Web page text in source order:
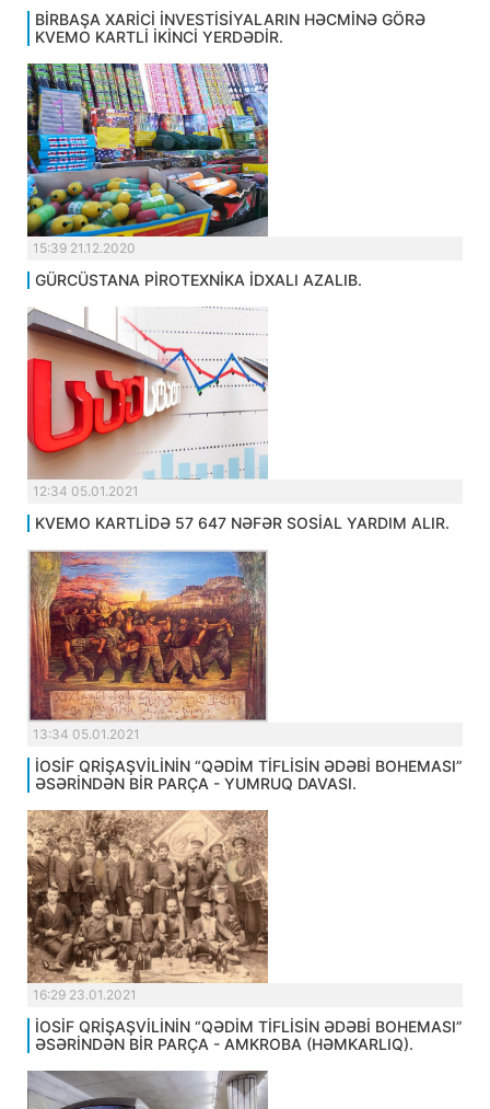
BİRBAŞA XARİCİ İNVESTİSİYALARIN HƏCMİNƏ GÖRƏ
KVEMO KARTLİ İKİNCİ YERDƏDİR.
15:39 21.12.2020
GÜRCÜSTANA PİROTEXNİKA İDXALI AZALIB.
12:34 05.01.2021
KVEMO KARTLİDƏ 57 647 NƏFƏR SOSİAL YARDIM ALIR.
13:34 05.01.2021
İOSİF QRİŞAŞVİLİNİN “QƏDİM TİFLİSİN ƏDƏBİ BOHEMASI”
ƏSƏRİNDƏN BİR PARÇA - YUMRUQ DAVASI.
16:29 23.01.2021
İOSİF QRİŞAŞVİLİNİN “QƏDİM TİFLİSİN ƏDƏBİ BOHEMASI”
ƏSƏRİNDƏN BİR PARÇA - AMKROBA (HƏMKARLIQ).